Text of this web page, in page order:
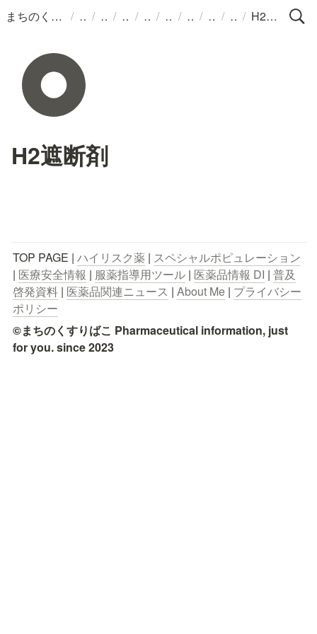
まちのくすりばこ / / / / / / / / / H2遮断剤
H2遮断剤
TOP PAGE | ハイリスク薬 | スペシャルポピュレーション
| 医療安全情報 | 服薬指導用ツール | 医薬品情報 DI | 普及
啓発資料 | 医薬品関連ニュース | About Me | プライバシー
ポリシー
©まちのくすりばこ Pharmaceutical information, just
for you. since 2023